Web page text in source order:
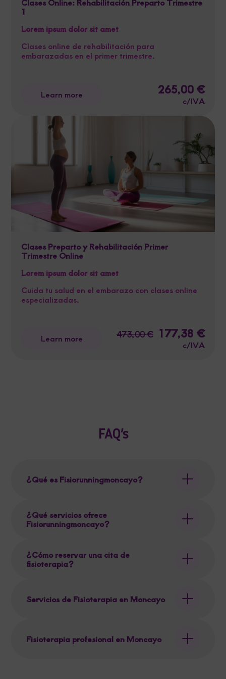
Clases Online: Rehabilitación Preparto Trimestre
1
Lorem ipsum dolor sit amet
Clases online de rehabilitación para
embarazadas en el primer trimestre.
Learn more 265,00 €
c/IVA
Clases Preparto y Rehabilitación Primer
Trimestre Online
Lorem ipsum dolor sit amet
Cuida tu salud en el embarazo con clases online
especializadas.
Learn more 473,00€ Original
price
177,38 €
is:
c/IVA
FAQ’s
¿Qué es Fisiorunningmoncayo?
¿Qué servicios ofrece
Fisiorunningmoncayo?
¿Cómo reservar una cita de
fisioterapia?
Servicios de Fisioterapia en Moncayo
Fisioterapia profesional en Moncayo